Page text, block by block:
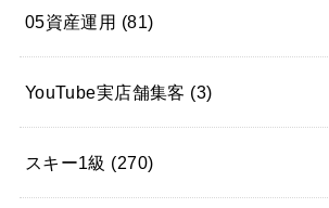
05資産運用 (81)
YouTube実店舗集客 (3)
スキー1級 (270)